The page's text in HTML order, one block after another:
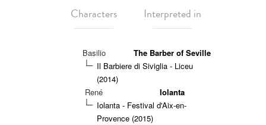
Characters Interpreted in
Basilio
The Barber of Seville
Il Barbiere di Siviglia - Liceu
(2014)
René
Iolanta
Iolanta - Festival d'Aix-en-
Provence (2015)